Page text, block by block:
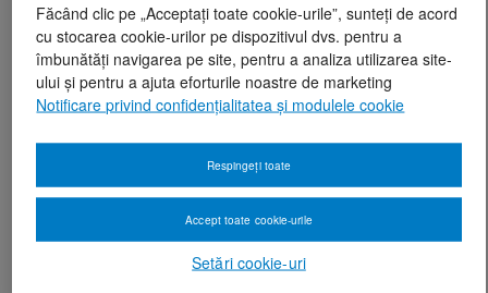
Făcând clic pe „Acceptați toate cookie-urile”, sunteți de acord
cu stocarea cookie-urilor pe dispozitivul dvs. pentru a
îmbunătăți navigarea pe site, pentru a analiza utilizarea site-
ului și pentru a ajuta eforturile noastre de marketing
Notificare privind confidențialitatea și modulele cookie
Setări cookie-uri
Respingeți toate
Accept toate cookie-urile